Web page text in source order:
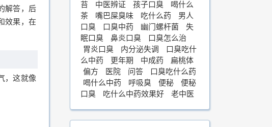
解答，后
效果，在
，这就像
苔
中医辨证 孩子口臭
喝什么
茶
嘴巴屎臭味 吃什么药
男人
口臭
口臭中药 幽门螺杆菌
失
眠口臭
鼻炎口臭
口臭怎么治
胃炎口臭
内分泌失调
口臭吃什
么中药
更年期 中成药
扁桃体
偏方
医院 问答
口臭吃什么药
喝什么中药
呼吸臭 便秘
便秘
口臭
吃什么中药效果好 老中医